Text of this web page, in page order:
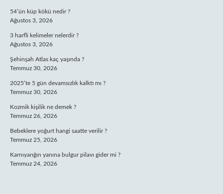
54’ün küp kökü nedir ?
Ağustos 3, 2026
3 harfli kelimeler nelerdir ?
Ağustos 3, 2026
Şehinşah Atlas kaç yaşında ?
Temmuz 30, 2026
2025’te 5 gün devamsızlık kalktı mı ?
Temmuz 30, 2026
Kozmik kişilik ne demek ?
Temmuz 26, 2026
Bebeklere yoğurt hangi saatte verilir ?
Temmuz 25, 2026
Karnıyarığın yanına bulgur pilavı gider mi ?
Temmuz 24, 2026